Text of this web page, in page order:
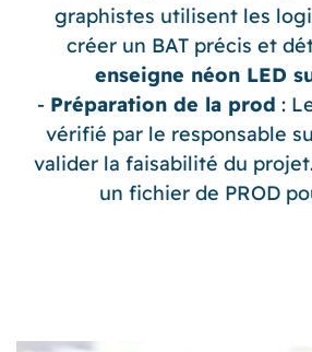
graphistes utilisent les
créer un BAT précis et
enseigne néon LED
Préparation de la prod :
vérifié par le responsable
valider la faisabilité du
un fichier de PROD